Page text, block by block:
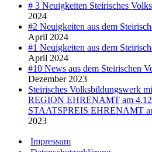
# 3 Neuigkeiten Steirisches
2024
#2 Neuigkeiten aus dem
April 2024
#1 Neuigkeiten aus dem
April 2024
#10 News aus dem Steirischen
Dezember 2023
Steirisches Volksbildungswerk
REGION EHRENAMT am
STAATSPREIS EHRENAMT
2023
Impressum